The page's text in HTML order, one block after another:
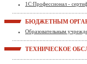
1С:Профессионал -
БЮДЖЕТНЫМ
Образовательным
ТЕХНИЧЕСКОЕ